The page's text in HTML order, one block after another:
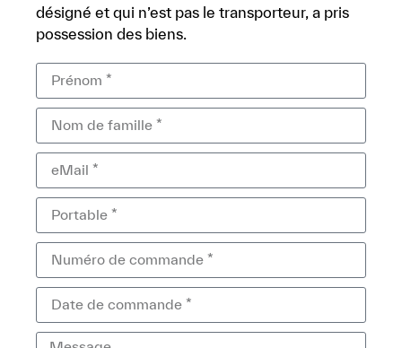
désigné et qui n’est pas le transporteur, a pris
possession des biens.